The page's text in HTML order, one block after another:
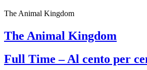
The Animal Kingdom
The Animal Kingdom
Full Time – Al cento per